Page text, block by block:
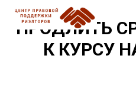
ПРОДЛИТЬ
К КУРСУ